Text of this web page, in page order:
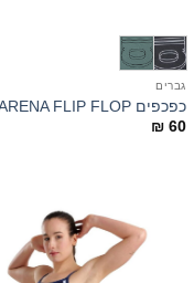
גברים
כפכפים ARENA FLIP FLOP
₪ 60